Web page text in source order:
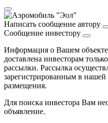
Написать сообщение автору
Сообщение инвестору
Информация о Вашем
доставлена инвесторам
рассылки. Рассылка
зарегистрированным в нашей
размещения.
Для поиска инвестора Вам
объявление.